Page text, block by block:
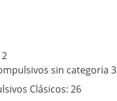
sin categoria 3
Clásicos: 26